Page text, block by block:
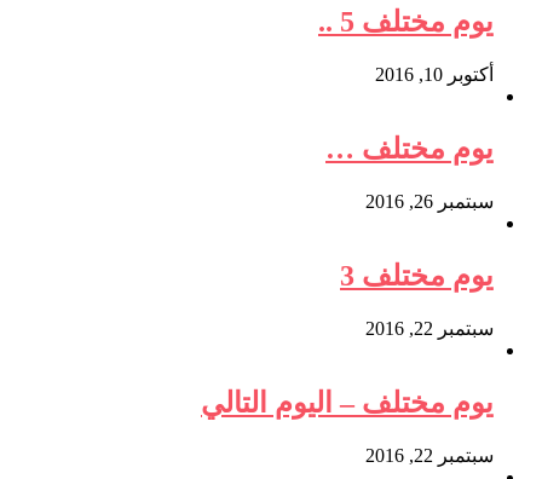
يوم مختلف 5 ..
أكتوبر 10, 2016
يوم مختلف …
سبتمبر 26, 2016
يوم مختلف 3
سبتمبر 22, 2016
يوم مختلف – اليوم التالي
سبتمبر 22, 2016